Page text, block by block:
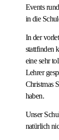
Events
in die
In der
stattfinden
eine sehr
Lehrer
Christmas
haben.
Unser
natürlich